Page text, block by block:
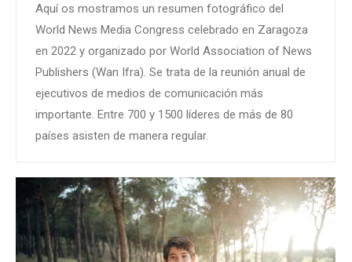
Aquí os mostramos un resumen fotográfico del
World News Media Congress celebrado en Zaragoza
en 2022 y organizado por World Association of News
Publishers (Wan Ifra). Se trata de la reunión anual de
ejecutivos de medios de comunicación más
importante. Entre 700 y 1500 líderes de más de 80
países asisten de manera regular.